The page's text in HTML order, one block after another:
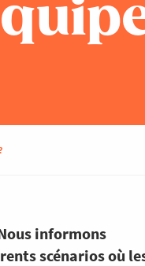
informons
scénarios où